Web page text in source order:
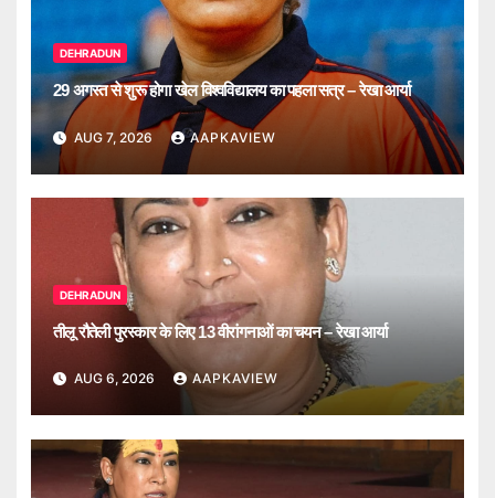
DEHRADUN
29 अगस्त से शुरू होगा खेल विश्वविद्यालय का पहला सत्र – रेखा आर्या
AUG 7, 2026 AAPKAVIEW
DEHRADUN
तीलू रौतेली पुरस्कार के लिए 13 वीरांगनाओं का चयन – रेखा आर्या
AUG 6, 2026 AAPKAVIEW